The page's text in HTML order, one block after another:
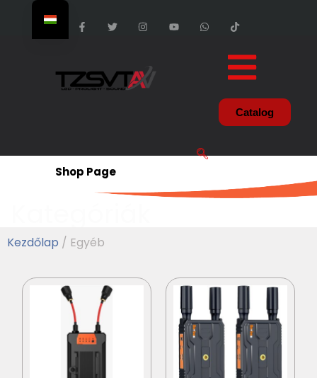
Catalog
Shop Page
Kezdőlap / Egyéb